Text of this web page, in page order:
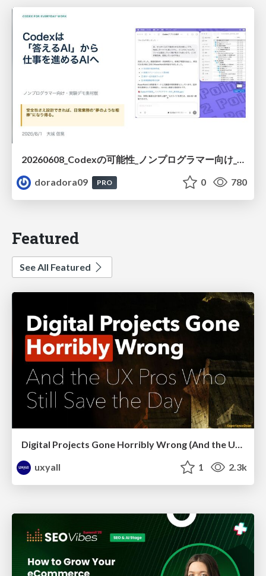
20260608_Codexの可能性_ノンプログラマー向け_大城追記
doradora09
PRO 0 780
Featured
See All Featured
Digital Projects Gone Horribly Wrong (And the UX Pros Who Still Save the Day) - Dean Schuster
uxyall
1 2.3k